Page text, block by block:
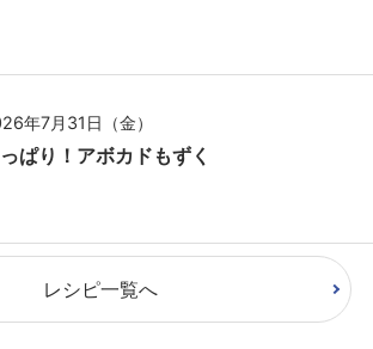
年7月31日（金）
ぱり！アボカドもずく
レシピ一覧へ